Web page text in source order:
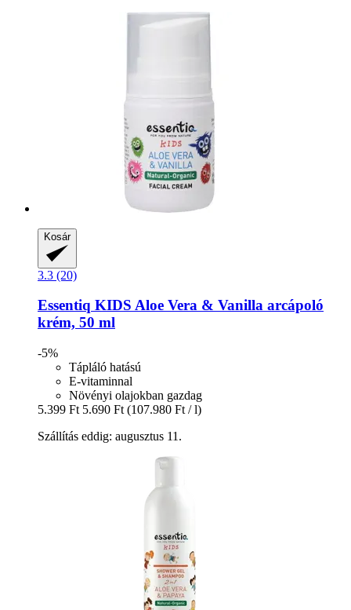
Kosár
3.3 (20)
Essentiq KIDS Aloe Vera & Vanilla arcápoló
krém, 50 ml
-5%
Tápláló hatású
E-vitaminnal
Növényi olajokban gazdag
5.399 Ft 5.690 Ft (107.980 Ft / l)
Szállítás eddig: augusztus 11.